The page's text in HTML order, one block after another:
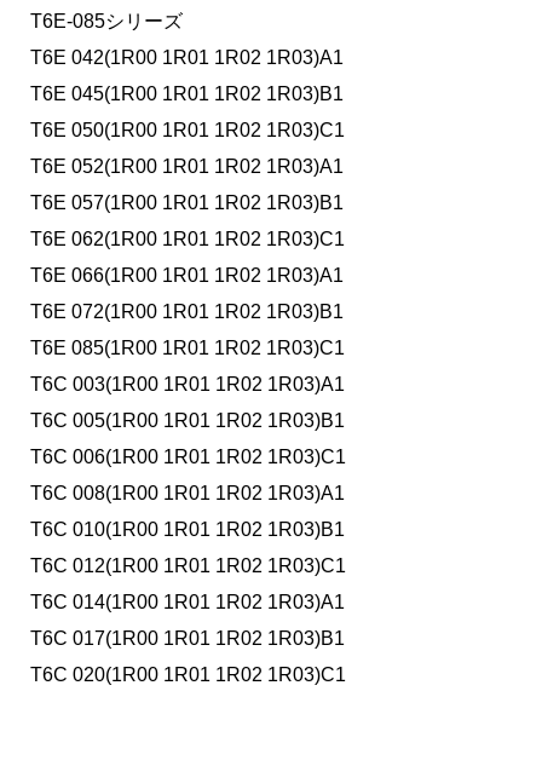
T6E-085シリーズ
T6E 042(1R00 1R01 1R02 1R03)A1
T6E 045(1R00 1R01 1R02 1R03)B1
T6E 050(1R00 1R01 1R02 1R03)C1
T6E 052(1R00 1R01 1R02 1R03)A1
T6E 057(1R00 1R01 1R02 1R03)B1
T6E 062(1R00 1R01 1R02 1R03)C1
T6E 066(1R00 1R01 1R02 1R03)A1
T6E 072(1R00 1R01 1R02 1R03)B1
T6E 085(1R00 1R01 1R02 1R03)C1
T6C 003(1R00 1R01 1R02 1R03)A1
T6C 005(1R00 1R01 1R02 1R03)B1
T6C 006(1R00 1R01 1R02 1R03)C1
T6C 008(1R00 1R01 1R02 1R03)A1
T6C 010(1R00 1R01 1R02 1R03)B1
T6C 012(1R00 1R01 1R02 1R03)C1
T6C 014(1R00 1R01 1R02 1R03)A1
T6C 017(1R00 1R01 1R02 1R03)B1
T6C 020(1R00 1R01 1R02 1R03)C1